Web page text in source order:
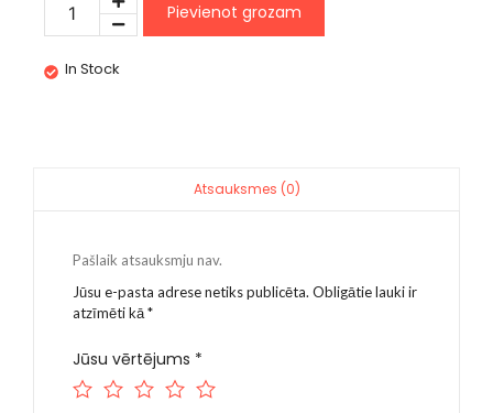
Pievienot grozam
In Stock
Atsauksmes (0)
Pašlaik atsauksmju nav.
Jūsu e-pasta adrese netiks publicēta. Obligātie lauki ir
atzīmēti kā*
Jūsu vērtējums *